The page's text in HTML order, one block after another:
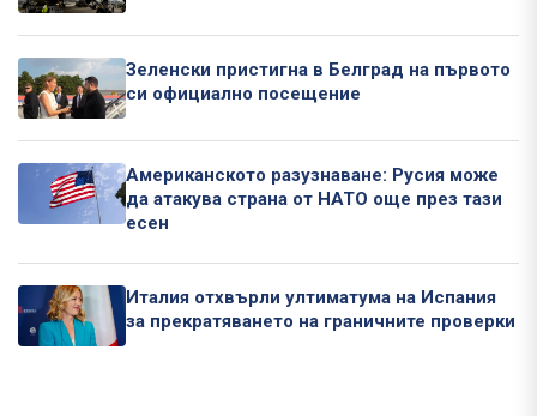
Зеленски пристигна в Белград на първото
си официално посещение
Американското разузнаване: Русия може
да атакува страна от НАТО още през тази
есен
Италия отхвърли ултиматума на Испания
за прекратяването на граничните проверки